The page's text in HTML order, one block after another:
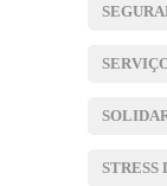
STRESS